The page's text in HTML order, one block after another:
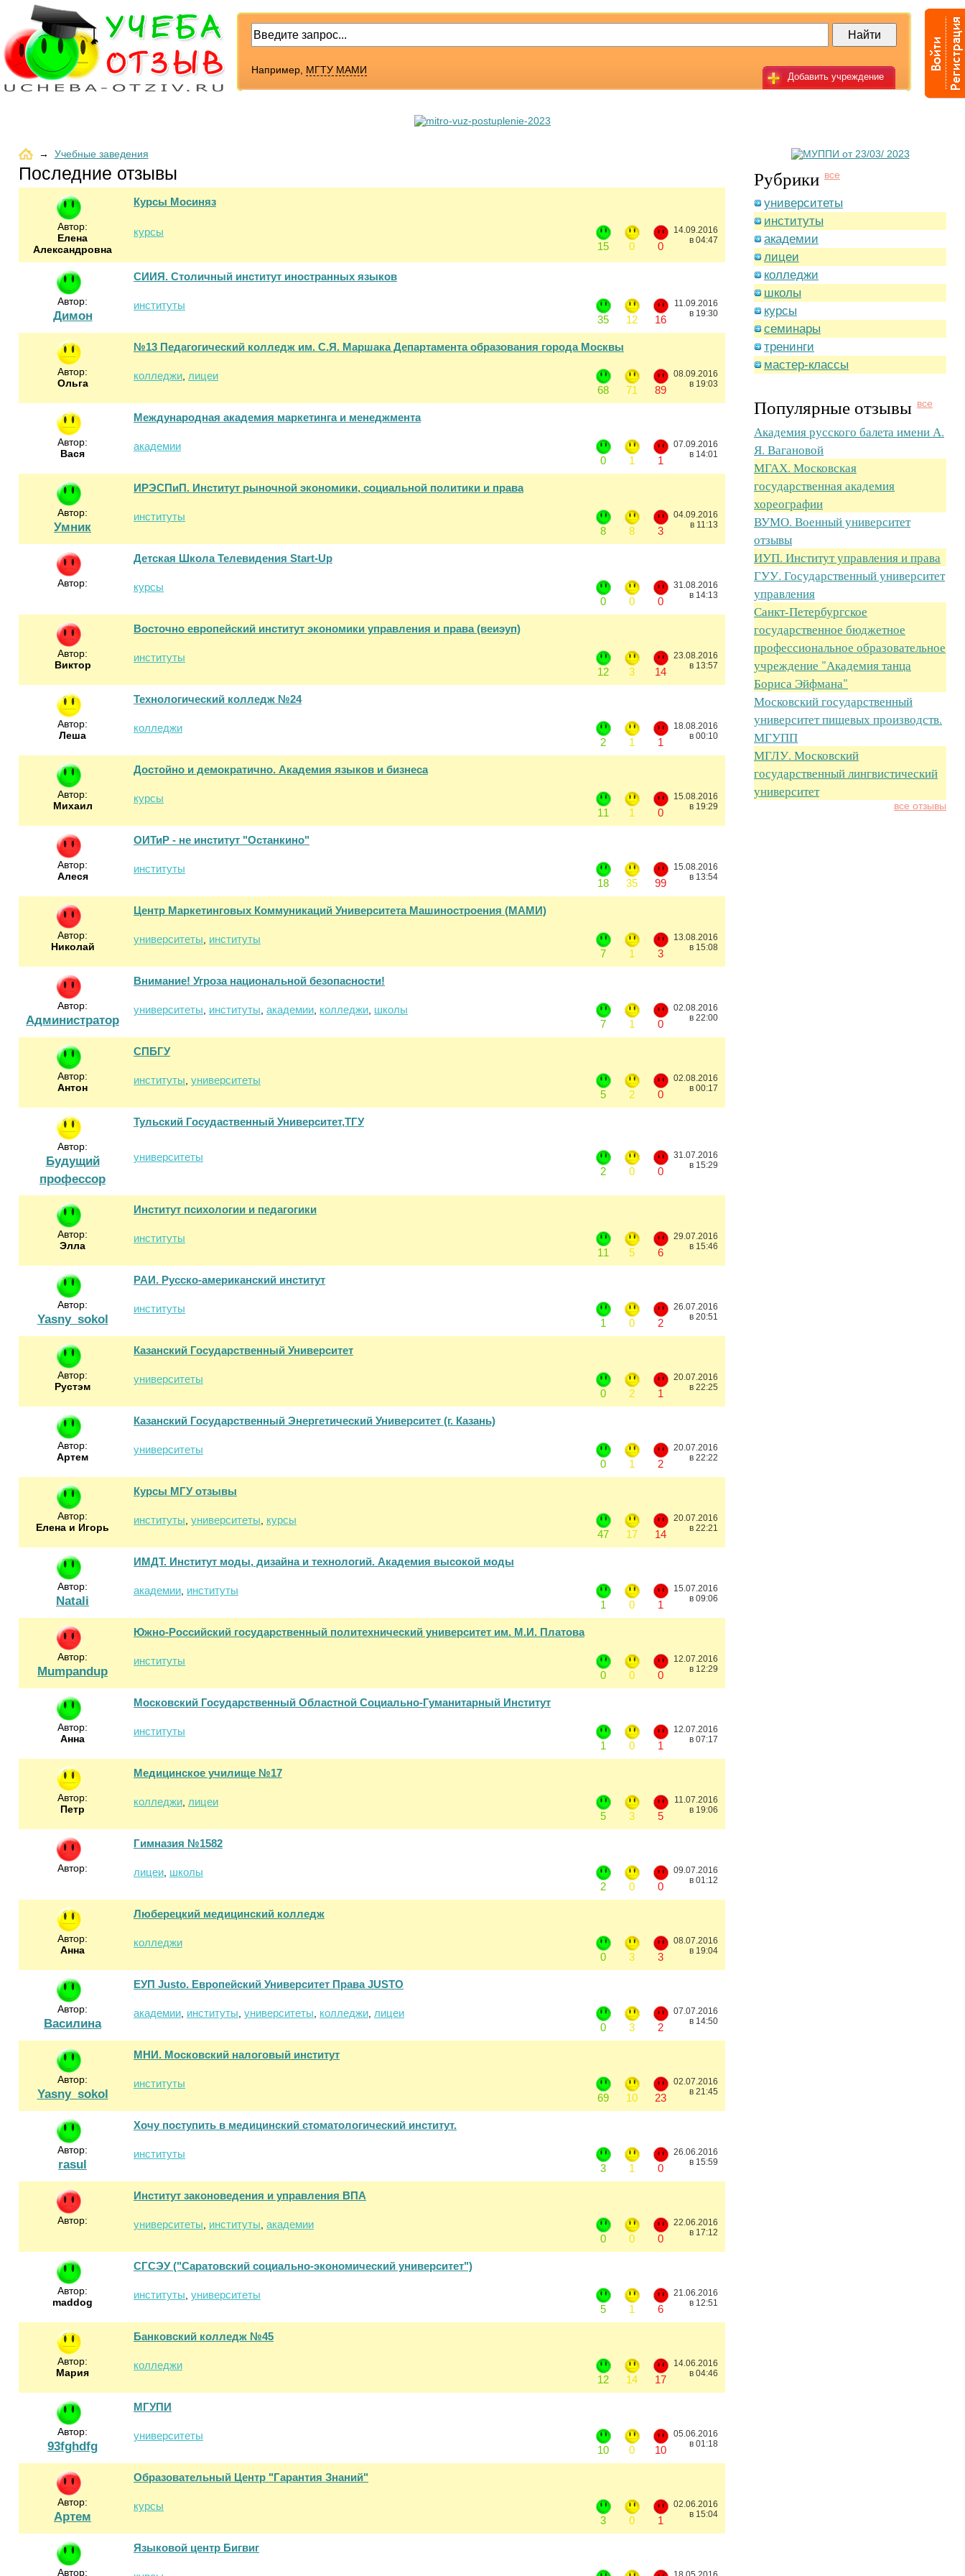
Добавить учреждение
Например, МГТУ МАМИ
→ Учебные заведения
Последние отзывы
Автор:
Елена
Александровна
Курсы Мосиняз
курсы
15
0 0
14.09.2016
в 04:47
Автор:
Димон
СИИЯ. Столичный институт иностранных языков
институты
35
12 16
11.09.2016
в 19:30
Автор:
Ольга
№13 Педагогический колледж им. С.Я. Маршака Департамента образования города Москвы
колледжи лицеи
68
71 89
08.09.2016
в 19:03
Автор:
Вася
Международная академия маркетинга и менеджмента
академии
0
1 1
07.09.2016
в 14:01
Автор:
Умник
ИРЭСПиП. Институт рыночной экономики, социальной политики и права
институты
8
8 3
04.09.2016
в 11:13
Автор:
Детская Школа Телевидения Start-Up
курсы
0
0 0
31.08.2016
в 14:13
Автор:
Виктор
Восточно европейский институт экономики управления и права (веиэуп)
институты
12
3 14
23.08.2016
в 13:57
Автор:
Леша
Технологический колледж №24
колледжи
2
1 1
18.08.2016
в 00:10
Автор:
Михаил
Достойно и демократично. Академия языков и бизнеса
курсы
11
1 0
15.08.2016
в 19:29
Автор:
Алеся
ОИТиР - не институт "Останкино"
институты
18
35 99
15.08.2016
в 13:54
Автор:
Николай
Центр Маркетинговых Коммуникаций Университета Машиностроения (МАМИ)
университеты институты
7
1 3
13.08.2016
в 15:08
Автор:
Администратор
Внимание! Угроза национальной безопасности!
университеты институты академии колледжи школы
7
1 0
02.08.2016
в 22:00
Автор:
Антон
СПБГУ
институты университеты
5
2 0
02.08.2016
в 00:17
Автор:
Будущий
профессор
Тульский Госудаственный Университет,ТГУ
университеты
2
0 0
31.07.2016
в 15:29
Автор:
Элла
Институт психологии и педагогики
институты
11
5 6
29.07.2016
в 15:46
Автор:
Yasny_sokol
РАИ. Русско-американский институт
институты
1
0 2
26.07.2016
в 20:51
Автор:
Рустэм
Казанский Государственный Университет
университеты
0
2 1
20.07.2016
в 22:25
Автор:
Артем
Казанский Государственный Энергетический Университет (г. Казань)
университеты
0
1 2
20.07.2016
в 22:22
Автор:
Елена и Игорь
Курсы МГУ отзывы
институты университеты курсы
47
17 14
20.07.2016
в 22:21
Автор:
Natali
ИМДТ. Институт моды, дизайна и технологий. Академия высокой моды
академии институты
1
0 1
15.07.2016
в 09:06
Автор:
Mumpandup
Южно-Российский государственный политехнический университет им. М.И. Платова
институты
0
0 0
12.07.2016
в 12:29
Автор:
Анна
Московский Государственный Областной Социально-Гуманитарный Институт
институты
1
0 1
12.07.2016
в 07:17
Автор:
Петр
Медицинское училище №17
колледжи лицеи
5
3 5
11.07.2016
в 19:06
Автор:
Гимназия №1582
лицеи школы
2
0 0
09.07.2016
в 01:12
Автор:
Анна
Люберецкий медицинский колледж
колледжи
0
3 3
08.07.2016
в 19:04
Автор:
Василина
ЕУП Justo. Европейский Университет Права JUSTO
академии институты университеты колледжи лицеи
0
3 2
07.07.2016
в 14:50
Автор:
Yasny_sokol
МНИ. Московский налоговый институт
институты
69
10 23
02.07.2016
в 21:45
Автор:
rasul
Хочу поступить в медицинский стоматологический институт.
институты
3
1 0
26.06.2016
в 15:59
Автор:
Институт законоведения и управления ВПА
университеты институты академии
0
0 0
22.06.2016
в 17:12
Автор:
maddog
СГСЭУ ("Саратовский социально-экономический университет")
институты университеты
5
1 6
21.06.2016
в 12:51
Автор:
Mария
Банковский колледж №45
колледжи
12
14 17
14.06.2016
в 04:46
Автор:
93fghdfg
МГУПИ
университеты
10
0 10
05.06.2016
в 01:18
Автор:
Артем
Образовательный Центр "Гарантия Знаний"
курсы
3
0 1
02.06.2016
в 15:04
Автор:
Языковой центр Бигвиг
Рубрики все
университеты
институты
академии
лицеи
колледжи
школы
курсы
семинары
тренинги
мастер-классы
Популярные отзывы все
Академия русского балета имени А.
Я. Вагановой
МГАХ. Московская
государственная академия
хореографии
ВУМО. Военный университет
отзывы
ИУП. Институт управления и права
ГУУ. Государственный университет
управления
Санкт-Петербургское
государственное бюджетное
профессиональное образовательное
учреждение "Академия танца
Бориса Эйфмана"
Московский государственный
университет пищевых производств.
МГУПП
МГЛУ. Московский
государственный лингвистический
университет
все отзывы